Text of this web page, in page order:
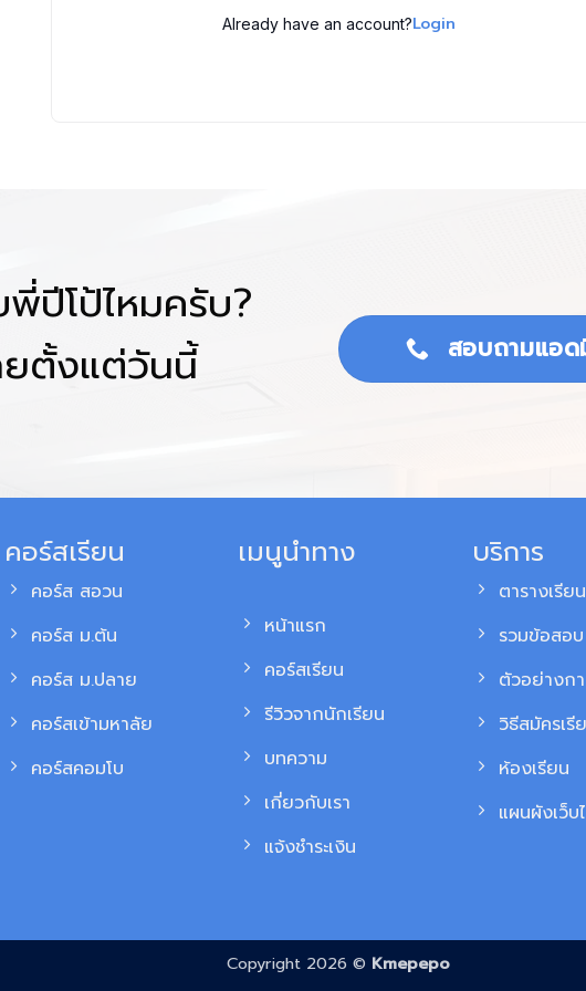
Already have an account?Login
พี่ปีโป้ไหมครับ?
ยตั้งแต่วันนี้
สอบถามแอ
คอร์สเรียน
คอร์ส สอวน
คอร์ส ม.ต้น
คอร์ส ม.ปลาย
คอร์สเข้ามหาลัย
คอร์สคอมโบ
เมนูนำทาง
หน้าแรก
คอร์สเรียน
รีวิวจากนักเรียน
บทความ
เกี่ยวกับเรา
แจ้งชำระเงิน
บริการ
ตารางเรียน
รวมข้อสอ
ตัวอย่างก
วิธีสมัครเรี
ห้องเรียน
แผนผังเว็บ
Copyright 2026 © Kmepepo